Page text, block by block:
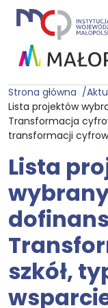
Strona główna
Lista projektów
Transformacja
transformacji
Lista
szkół,